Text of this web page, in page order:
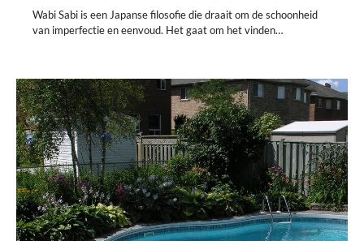
Wabi Sabi is een Japanse filosofie die draait om de schoonheid
van imperfectie en eenvoud. Het gaat om het vinden…